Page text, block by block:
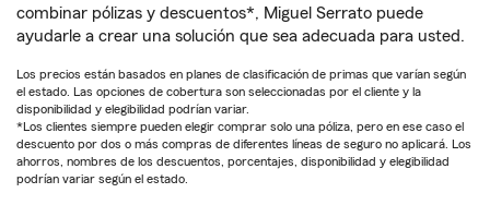
combinar pólizas y descuentos*, Miguel Serrato puede
ayudarle a crear una solución que sea adecuada para usted.
Los precios están basados en planes de clasificación de primas que varían según
el estado. Las opciones de cobertura son seleccionadas por el cliente y la
disponibilidad y elegibilidad podrían variar.
*Los clientes siempre pueden elegir comprar solo una póliza, pero en ese caso el
descuento por dos o más compras de diferentes líneas de seguro no aplicará. Los
ahorros, nombres de los descuentos, porcentajes, disponibilidad y elegibilidad
podrían variar según el estado.